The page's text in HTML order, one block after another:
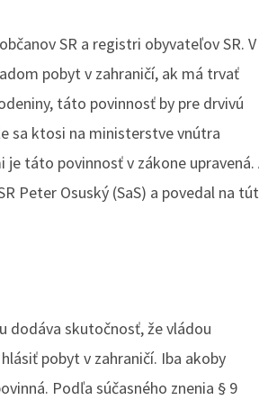
SR a registri obyvateľov SR. V
pobyt v zahraničí, ak má trvať
táto povinnosť by pre drvivú
sa ktosi na ministerstve vnútra
táto povinnosť v zákone upravená.
Peter Osuský (SaS) a povedal na
dodáva skutočnosť, že vládou
pobyt v zahraničí. Iba akoby
Podľa súčasného znenia § 9